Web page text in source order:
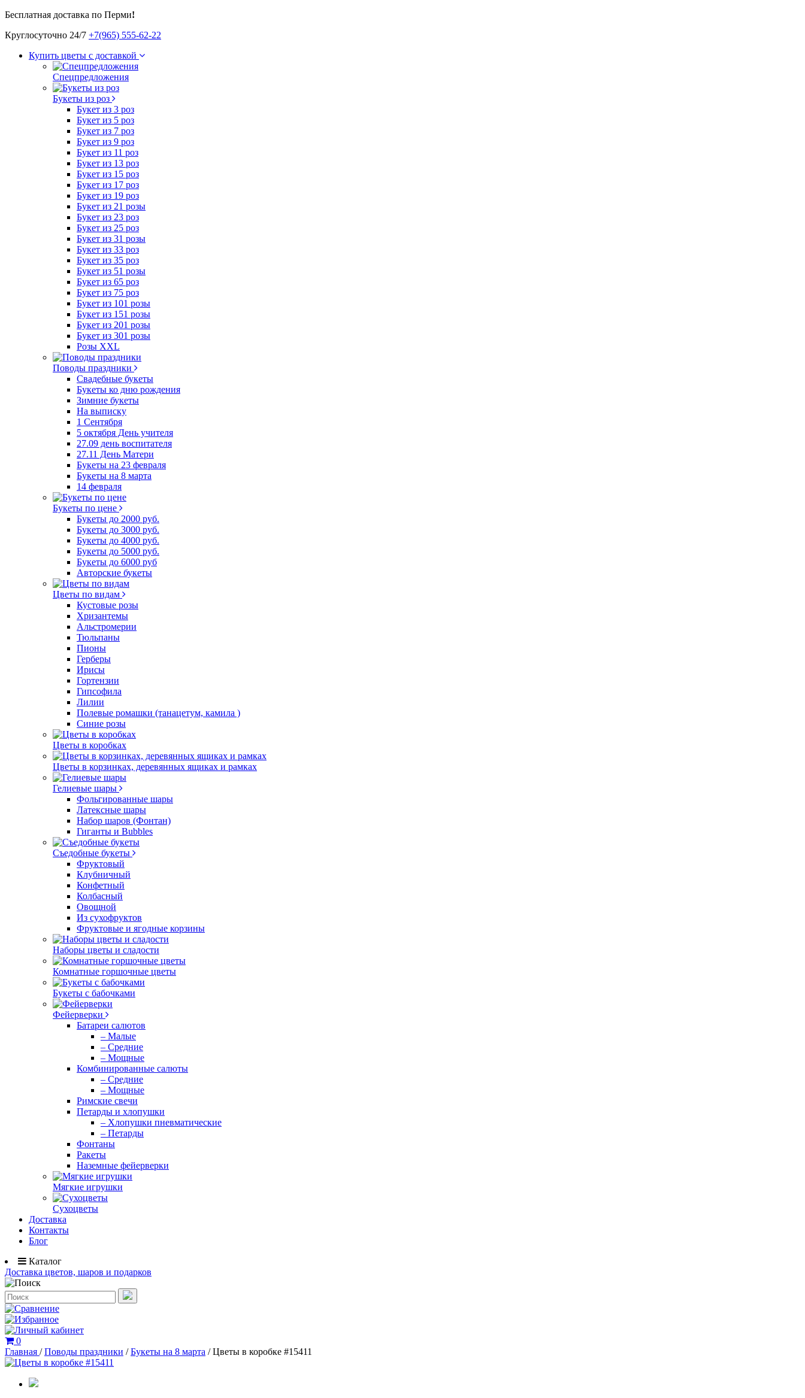
Бесплатная доставка по Перми!
Круглосуточно 24/7 +7(965) 555-62-22
Купить цветы с доставкой
Спецпредложения
Букеты из роз
Букет из 3 роз
Букет из 5 роз
Букет из 7 роз
Букет из 9 роз
Букет из 11 роз
Букет из 13 роз
Букет из 15 роз
Букет из 17 роз
Букет из 19 роз
Букет из 21 розы
Букет из 23 роз
Букет из 25 роз
Букет из 31 розы
Букет из 33 роз
Букет из 35 роз
Букет из 51 розы
Букет из 65 роз
Букет из 75 роз
Букет из 101 розы
Букет из 151 розы
Букет из 201 розы
Букет из 301 розы
Розы XXL
Поводы праздники
Свадебные букеты
Букеты ко дню рождения
Зимние букеты
На выписку
1 Сентября
5 октября День учителя
27.09 день воспитателя
27.11 День Матери
Букеты на 23 февраля
Букеты на 8 марта
14 февраля
Букеты по цене
Букеты до 2000 руб.
Букеты до 3000 руб.
Букеты до 4000 руб.
Букеты до 5000 руб.
Букеты до 6000 руб
Авторские букеты
Цветы по видам
Кустовые розы
Хризантемы
Альстромерии
Тюльпаны
Пионы
Герберы
Ирисы
Гортензии
Гипсофила
Лилии
Полевые ромашки (танацетум, камила )
Синие розы
Цветы в коробках
Цветы в корзинках, деревянных ящиках и рамках
Гелиевые шары
Фольгированные шары
Латексные шары
Набор шаров (Фонтан)
Гиганты и Bubbles
Съедобные букеты
Фруктовый
Клубничный
Конфетный
Колбасный
Овощной
Из сухофруктов
Фруктовые и ягодные корзины
Наборы цветы и сладости
Комнатные горшочные цветы
Букеты с бабочками
Фейерверки
Батареи салютов
– Малые
– Средние
– Мощные
Комбинированные салюты
– Средние
– Мощные
Римские свечи
Петарды и хлопушки
– Хлопушки пневматические
– Петарды
Фонтаны
Ракеты
Наземные фейерверки
Мягкие игрушки
Сухоцветы
Доставка
Контакты
Блог
Каталог
Доставка цветов, шаров и подарков
0
Главная /Поводы праздники /Букеты на 8 марта /Цветы в коробке #15411